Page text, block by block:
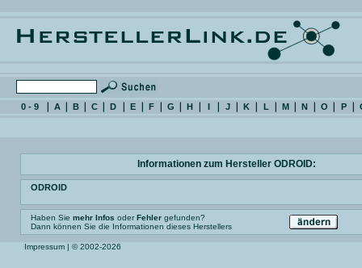
0 - 9 A B C D E F G H I J K L M N O P
Informationen zum Hersteller ODROID:
ODROID
Haben Sie mehr Infos oderFehler gefunden?
Dann können Sie die Informationen dieses Herstellers
Impressum | © 2002-2026